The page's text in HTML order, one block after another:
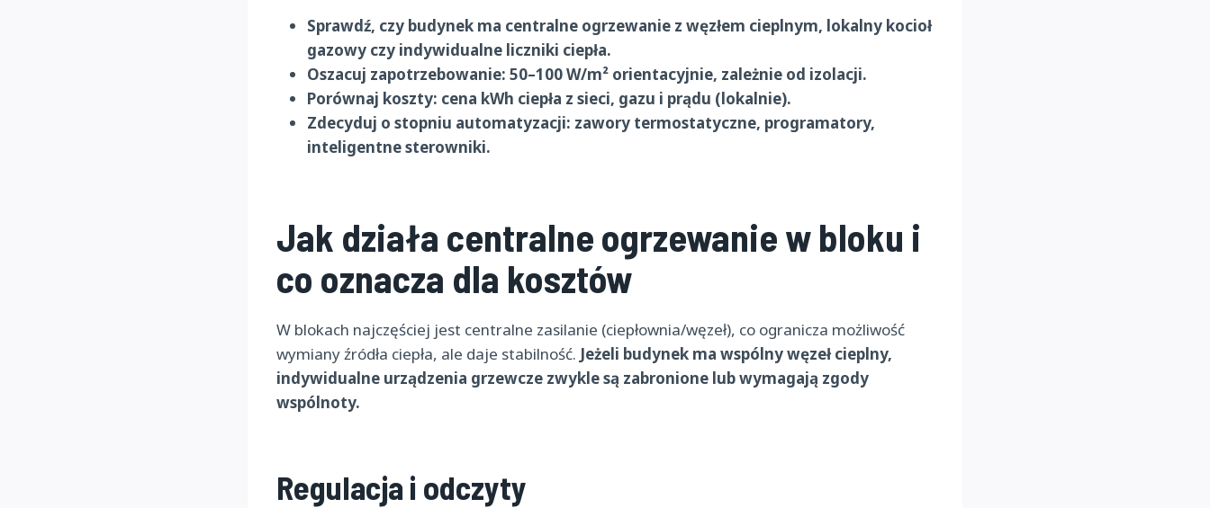
Sprawdź, czy budynek ma centralne ogrzewanie z węzłem cieplnym, lokalny kocioł
gazowy czy indywidualne liczniki ciepła.
Oszacuj zapotrzebowanie: 50–100 W/m² orientacyjnie, zależnie od izolacji.
Porównaj koszty: cena kWh ciepła z sieci, gazu i prądu (lokalnie).
Zdecyduj o stopniu automatyzacji: zawory termostatyczne, programatory,
inteligentne sterowniki.
Jak działa centralne ogrzewanie w bloku i
co oznacza dla kosztów
W blokach najczęściej jest centralne zasilanie (ciepłownia/węzeł), co ogranicza możliwość
wymiany źródła ciepła, ale daje stabilność. Jeżeli budynek ma wspólny węzeł cieplny,
indywidualne urządzenia grzewcze zwykle są zabronione lub wymagają zgody
wspólnoty.
Regulacja i odczyty